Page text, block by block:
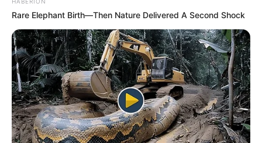
A visszatérés tehát megtörtént, és bár Viktor még
nem „pörgött fel”, ahogy szokott, bizakodik, hogy
minél hamarabb visszatér az energiája.
Rare Elephant Birth—Then Nature Delivered A Second Shock